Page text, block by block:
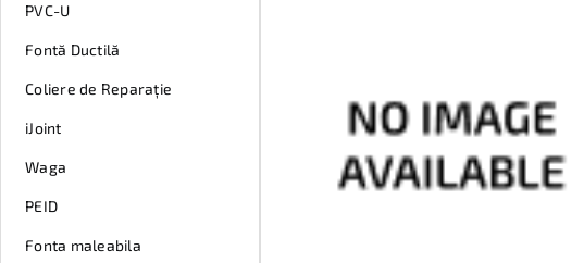
PVC-U
Fontă Ductilă
Coliere de Reparație
iJoint
Waga
PEID
Fonta maleabila